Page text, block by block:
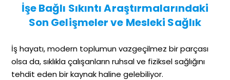
İşe Bağlı Sıkıntı Araştırmalarındaki
Son Gelişmeler ve Mesleki Sağlık
İş hayatı, modern toplumun vazgeçilmez bir parçası
olsa da, sıklıkla çalışanların ruhsal ve fiziksel sağlığını
tehdit eden bir kaynak haline gelebiliyor.